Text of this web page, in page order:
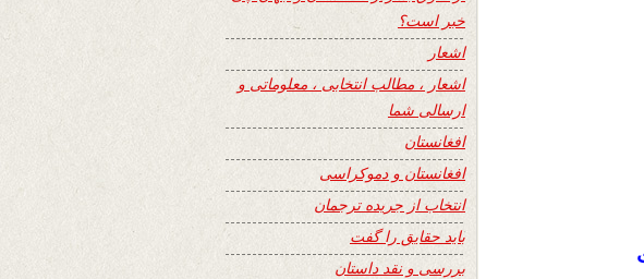
خبر است؟
اشعار
اشعار ، مطالب انتخابی ، معلوماتی و
ارسالی شما
افغانستان
افغانستان و دموکراسی
انتخاب از جریده ترجمان
باید حقایق را گفت
بررسی و نقد داستان